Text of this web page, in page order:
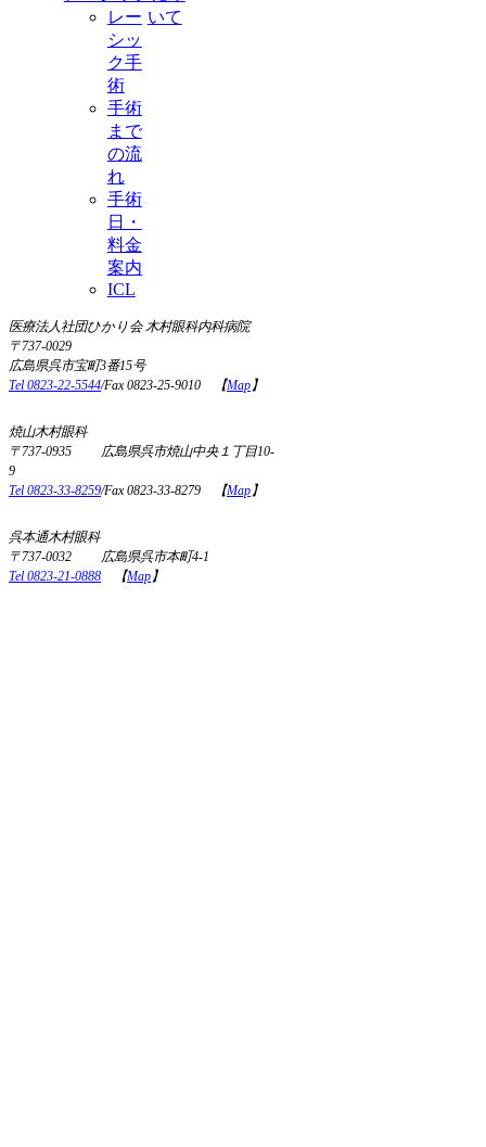
いて
レー
シッ
ク手
術
手術
まで
の流
れ
手術
日・
料金
案内
ICL
医療法人社団ひかり会 木村眼科内科病院
〒737-0029
広島県呉市宝町3番15号
Tel 0823-22-5544/Fax 0823-25-9010 【Map】
焼山木村眼科
〒737-0935 広島県呉市焼山中央１丁目10-
9
Tel 0823-33-8259/Fax 0823-33-8279 【Map】
呉本通木村眼科
〒737-0032 広島県呉市本町4-1
Tel 0823-21-0888 【Map】